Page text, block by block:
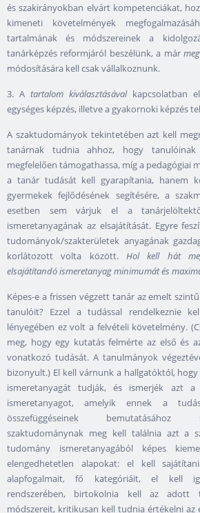
és szakirányokban elvárt kompetenciákat,
kimeneti követelmények
tartalmának és módszereinek a
tanárképzés reformjáról beszélünk, a már
módosítására kell csak vállalkoznunk.
3. A tartalom kiválasztásávalkapcsolatban
egységes képzés, illetve a gyakornoki képzés
A szaktudományok tekintetében azt kell
tanárnak tudnia ahhoz, hogy
megfelelően támogathassa, míg a pedagógiai
a tanár tudását kell gyarapítania, hanem
gyermekek fejlődésének segítésére, a
esetben sem várjuk el a
ismeretanyagának az elsajátítását. Egyre
tudományok/szakterületek anyagának
korlátozott volta között. Hol kell hát
elsajátítandó ismeretanyag minimumát és
Képes-e a frissen végzett tanár az emelt
tanulóit? Ezzel a tudással rendelkeznie
lényegében ez volt a felvételi követelmény.
meg, hogy egy kutatás felmérte az első és
vonatkozó tudását. A tanulmányok
bizonyult.) El kell várnunk a hallgatóktól,
ismeretanyagát tudják, és ismerjék azt a
ismeretanyagot, amelyik ennek a
összefüggéseinek bemutatásához
szaktudománynak meg kell találnia azt a
tudomány ismeretanyagából képes
elengedhetetlen alapokat: el kell
alapfogalmait, fő kategóriáit, el kell
rendszerében, birtokolnia kell az adott
módszereit, kritikusan kell tudnia értékelni az